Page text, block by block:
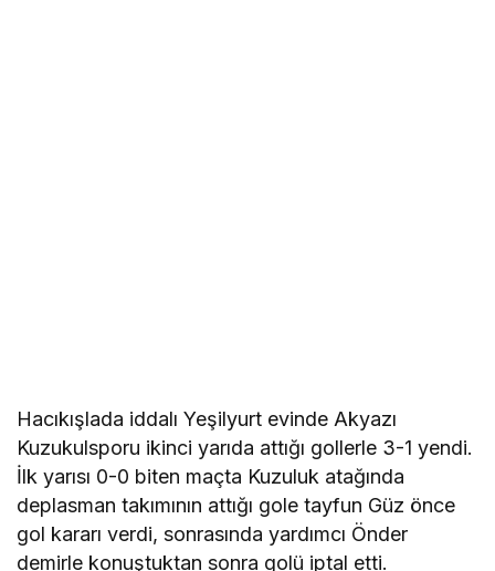
Hacıkışlada iddalı Yeşilyurt evinde Akyazı
Kuzukulsporu ikinci yarıda attığı gollerle 3-1 yendi.
İlk yarısı 0-0 biten maçta Kuzuluk atağında
deplasman takımının attığı gole tayfun Güz önce
gol kararı verdi, sonrasında yardımcı Önder
demirle konuştuktan sonra golü iptal etti.